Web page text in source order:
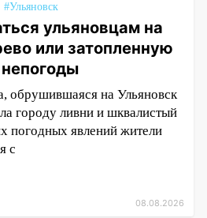
#Ульяновск
ульяновцам на
или затопленную
обрушившаяся на Ульяновск
городу ливни и шквалистый
погодных явлений жители
с
08.08.2026